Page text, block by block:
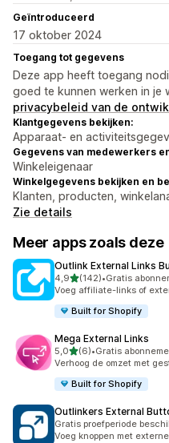
Geïntroduceerd
17 oktober 2024
Toegang tot gegevens
Deze app heeft toegang
goed te kunnen werken in je
privacybeleid van de
Klantgegevens bekijken:
Apparaat- en
Gegevens van medewerkers
Winkeleigenaar
Winkelgegevens bekijken en
Klanten, producten,
Zie details
Meer apps zoals deze
Outlink External Links
4,9van 5 sterren
(142)
142 recensies in totaal
•Gratis
Voeg affiliate-links of
Built for Shopify
Mega External Links
5,0van 5 sterren
(6)
6 recensies in totaal
•Gratis
Verhoog de omzet met
Built for Shopify
Outlinkers External
Gratis proefperiode
Voeg knoppen met